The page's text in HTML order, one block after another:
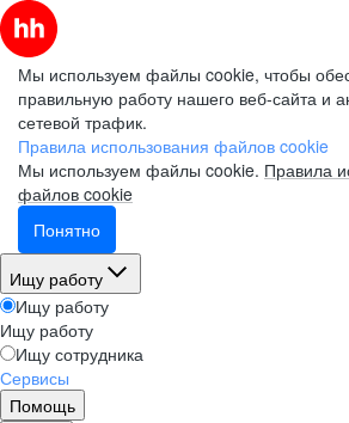
Мы используем файлы cookie, чтобы
правильную работу нашего веб-сайта и
сетевой трафик.
Правила использования файлов cookie
Мы используем файлы cookie. Правила
файлов cookie
Понятно
Ищу работу
Ищу работу
Ищу работу
Ищу сотрудника
Сервисы
Помощь